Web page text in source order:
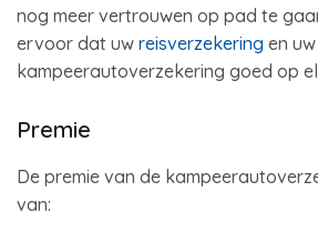
nog meer vertrouwen op pad te
ervoor dat uw reisverzekering en uw
kampeerautoverzekering goed op
Premie
De premie van de
van: